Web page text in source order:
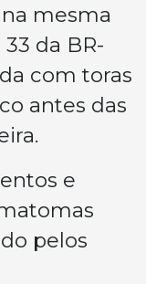
mesma
da BR-
com toras
antes das
e
pelos